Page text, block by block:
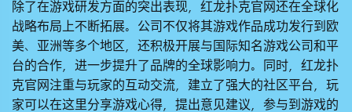
除了在游戏研发方面的突出表现， 红龙扑克官网还在全球化
战略布局上不断拓展。公司不仅将其游戏作品成功发行到欧
美、亚洲等多个地区，还积极开展与国际知名游戏公司和平
台的合作，进一步提升了品牌的全球影响力。同时， 红龙扑
克官网注重与玩家的互动交流，建立了强大的社区平台，玩
家可以在这里分享游戏心得，提出意见建议，参与到游戏的